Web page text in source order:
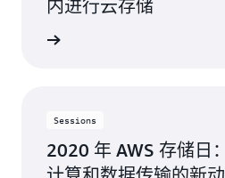
内进行云存储
Sessions
2020 年 AWS 存储日